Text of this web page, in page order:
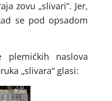
zovu „slivari“. Jer,
se pod opsadom
plemićkih naslova
„slivara“ glasi: